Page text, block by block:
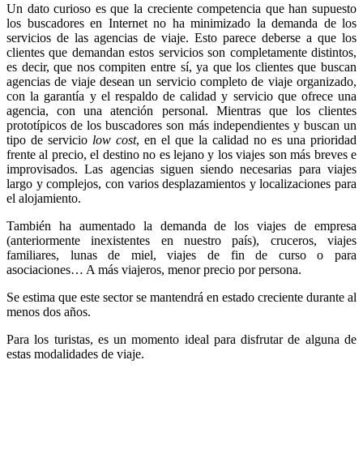
Un dato curioso es que la creciente competencia que han supuesto
los buscadores en Internet no ha minimizado la demanda de los
servicios de las agencias de viaje. Esto parece deberse a que los
clientes que demandan estos servicios son completamente distintos,
es decir, que nos compiten entre sí, ya que los clientes que buscan
agencias de viaje desean un servicio completo de viaje organizado,
con la garantía y el respaldo de calidad y servicio que ofrece una
agencia, con una atención personal. Mientras que los clientes
prototípicos de los buscadores son más independientes y buscan un
tipo de servicio low cost, en el que la calidad no es una prioridad
frente al precio, el destino no es lejano y los viajes son más breves e
improvisados. Las agencias siguen siendo necesarias para viajes
largo y complejos, con varios desplazamientos y localizaciones para
el alojamiento.
También ha aumentado la demanda de los viajes de empresa
(anteriormente inexistentes en nuestro país), cruceros, viajes
familiares, lunas de miel, viajes de fin de curso o para
asociaciones… A más viajeros, menor precio por persona.
Se estima que este sector se mantendrá en estado creciente durante al
menos dos años.
Para los turistas, es un momento ideal para disfrutar de alguna de
estas modalidades de viaje.